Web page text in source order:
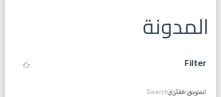
المدونة
Filter
cached
Search by keyword